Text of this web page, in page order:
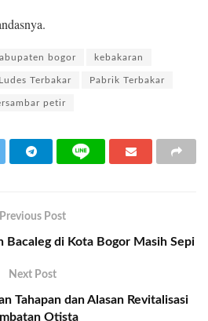
bogor kebakaran
Ludes Terbakar Pabrik Terbakar
petir
Previous Post
Bacaleg di Kota Bogor Masih Sepi
Next Post
Tahapan dan Alasan Revitalisasi
Otista